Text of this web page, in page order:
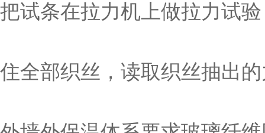
把试条在拉力机上做拉力试
住全部织丝，读取织丝抽出